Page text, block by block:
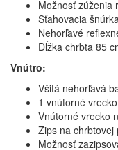
Možnosť zúženia
Sťahovacia
Nehorľavé
Dĺžka chrbta 85
Vnútro:
Všitá nehorľavá
1 vnútorné vrecko
Vnútorné vrecko
Zips na chrbtovej
Možnosť